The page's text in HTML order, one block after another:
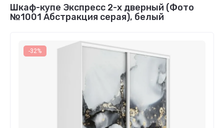
Шкаф-купе Экспресс 2-х дверный (Фото
№1001 Абстракция серая), белый
-32%